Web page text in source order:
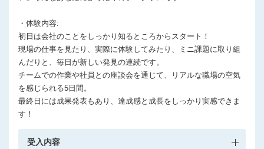
・体験内容:
初日は会社のことをしっかり知るところからスタート！
現場の仕事を見たり、実際に体験してみたり、ミニ課題に取り組
んだりと、毎日が新しい発見の連続です。
チームでの作業や社員との座談会を通じて、リアルな職場の空気
を感じられる5日間。
最終日には成果発表もあり、達成感と成長をしっかり実感できま
す！
受入内容